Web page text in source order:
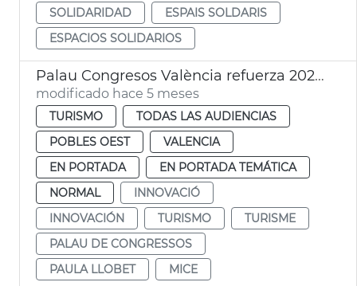
SOLIDARIDAD
ESPAIS SOLDARIS
ESPACIOS SOLIDARIOS
Palau Congresos València refuerza 2025 liderazgo internacional turismo reuniones
modificado hace 5 meses
TURISMO
TODAS LAS AUDIENCIAS
POBLES OEST
VALENCIA
EN PORTADA
EN PORTADA TEMÁTICA
NORMAL
INNOVACIÓ
INNOVACIÓN
TURISMO
TURISME
PALAU DE CONGRESSOS
PAULA LLOBET
MICE